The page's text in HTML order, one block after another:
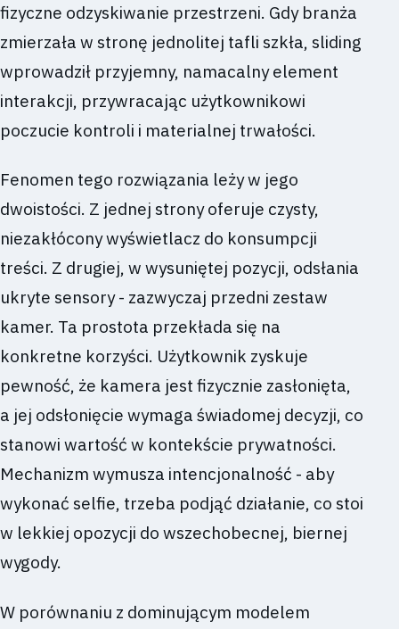
fizyczne odzyskiwanie przestrzeni. Gdy branża
zmierzała w stronę jednolitej tafli szkła, sliding
wprowadził przyjemny, namacalny element
interakcji, przywracając użytkownikowi
poczucie kontroli i materialnej trwałości.
Fenomen tego rozwiązania leży w jego
dwoistości. Z jednej strony oferuje czysty,
niezakłócony wyświetlacz do konsumpcji
treści. Z drugiej, w wysuniętej pozycji, odsłania
ukryte sensory - zazwyczaj przedni zestaw
kamer. Ta prostota przekłada się na
konkretne korzyści. Użytkownik zyskuje
pewność, że kamera jest fizycznie zasłonięta,
a jej odsłonięcie wymaga świadomej decyzji, co
stanowi wartość w kontekście prywatności.
Mechanizm wymusza intencjonalność - aby
wykonać selfie, trzeba podjąć działanie, co stoi
w lekkiej opozycji do wszechobecnej, biernej
wygody.
W porównaniu z dominującym modelem